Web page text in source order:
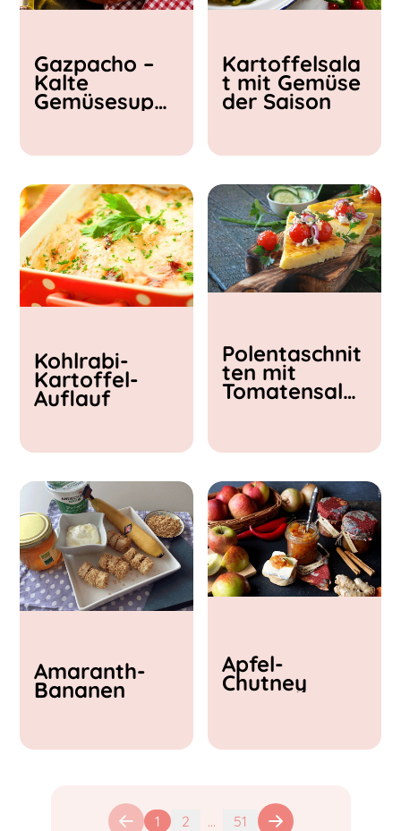
< 15 min
15 - 30 min
30 - 60 min
Gazpacho –
Kalte
Gemüsesupp
Kartoffelsala
t mit Gemüse
der Saison
Kohlrabi-
Kartoffel-
Auflauf
Polentaschnit
ten mit
Tomatensalat
Amaranth-
Bananen
Apfel-
Chutney
1 2 ... 51